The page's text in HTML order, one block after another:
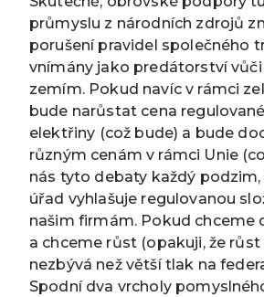
průmyslu z národních zdrojů
porušení pravidel společného
vnímány jako predátorství
zemím. Pokud navíc v rámci
bude narůstat cena
elektřiny (což bude) a bude
různým cenám v rámci Unie
nás tyto debaty každý
úřad vyhlašuje regulovanou
našim firmám. Pokud chceme
a chceme růst (opakuji, že růst
nezbývá než větší tlak na
Spodní dva vrcholy